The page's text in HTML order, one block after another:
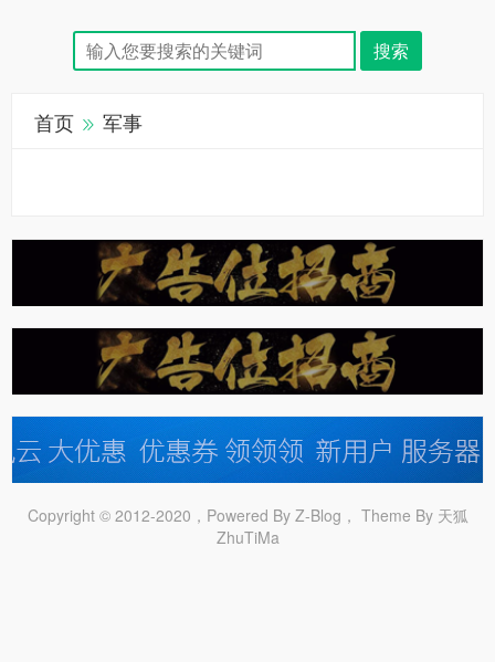
首页 军事
Copyright © 2012-2020，Powered By Z-Blog ， Theme By 天狐
ZhuTiMa